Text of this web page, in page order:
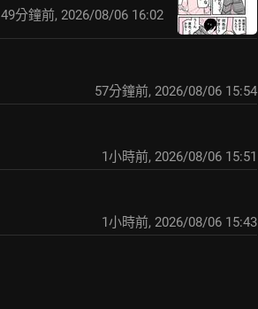
49分鐘前, 2026/08/06 16:02
57分鐘前, 2026/08/06 15:54
1小時前, 2026/08/06 15:51
1小時前, 2026/08/06 15:43